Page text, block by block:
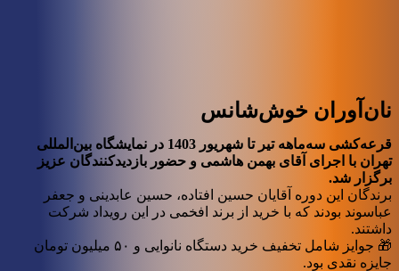
نان‌آوران خوش‌شانس
قرعه‌کشی سه‌ماهه تیر تا شهریور 1403 در نمایشگاه بین‌المللی
تهران با اجرای آقای بهمن هاشمی و حضور بازدیدکنندگان عزیز
برگزار شد.
برندگان این دوره آقایان حسین افتاده، حسین عابدینی و جعفر
عباسوند بودند که با خرید از برند افخمی در این رویداد شرکت
داشتند.
🎁 جوایز شامل تخفیف خرید دستگاه نانوایی و ۵۰ میلیون تومان
جایزه نقدی بود.